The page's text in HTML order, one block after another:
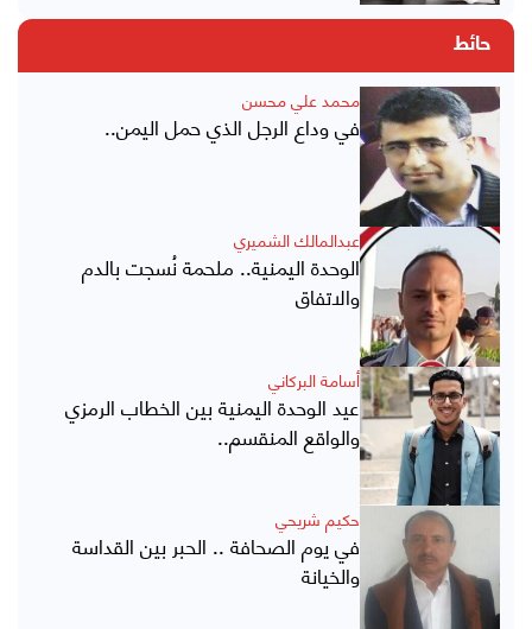
حائط
محمد علي محسن
في وداع الرجل الذي حمل اليمن..
عبدالمالك الشميري
الوحدة اليمنية.. ملحمة نُسجت بالدم
والاتفاق
أسامة البركاني
عيد الوحدة اليمنية بين الخطاب الرمزي
والواقع المنقسم..
حكيم شريحي
في يوم الصحافة .. الحبر بين القداسة
والخيانة